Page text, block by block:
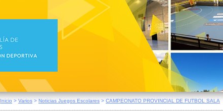
Inicio > Varios > Noticias Juegos Escolares > CAMPEONATO PROVINCIAL DE FUTBOL SALA